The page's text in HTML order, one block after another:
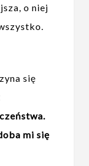
o niej
się
mi się